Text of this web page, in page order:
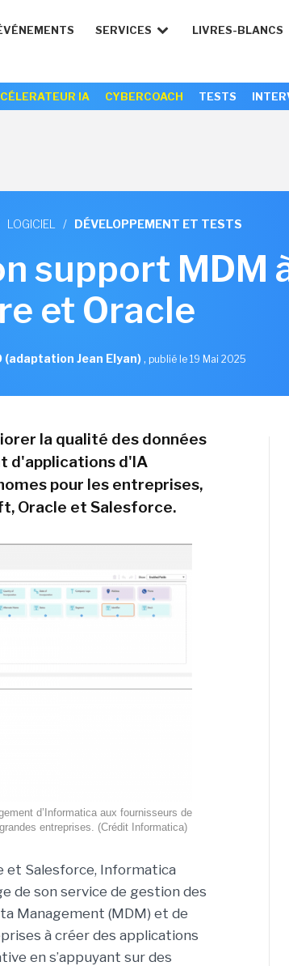
SERVICES LIVRES-BLANCS
IA CYBERCOACH TESTS
LOGICIEL / DÉVELOPPEMENT ET TESTS
support MDM
et Oracle
(adaptation Jean Elyan), publié le 19 Mai 2025
la qualité des données
d'applications d'IA
pour les entreprises,
Oracle et Salesforce.
d’Informatica aux fournisseurs de
entreprises. (Crédit Informatica)
et Salesforce, Informatica
de son service de gestion des
Management (MDM) et de
à créer des applications
en s’appuyant sur des